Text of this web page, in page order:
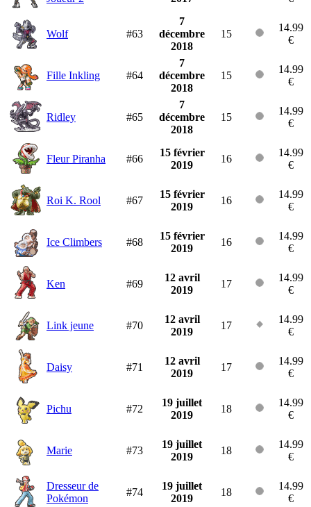
Wolf #63
7
décembre
2018
15
14.99
€
Fille Inkling #64
7
décembre
2018
15
14.99
€
Ridley #65
7
décembre
2018
15
14.99
€
Fleur Piranha #66
15 février
2019
16
14.99
€
Roi K. Rool #67
15 février
2019
16
14.99
€
Ice Climbers #68
15 février
2019
16
14.99
€
Ken #69
12 avril
2019
17
14.99
€
Link jeune #70
12 avril
2019
17
14.99
€
Daisy #71
12 avril
2019
17
14.99
€
Pichu #72
19 juillet
2019
18
14.99
€
Marie #73
19 juillet
2019
18
14.99
€
Dresseur de
Pokémon
#74
19 juillet
2019
18
14.99
€